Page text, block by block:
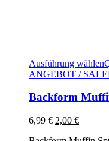
Ausführung wählen
ANGEBOT / SALE
Backform
6,99€ Ursprünglicher
2,00 €Aktueller